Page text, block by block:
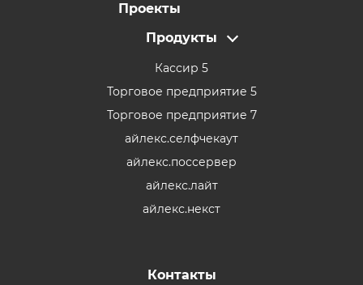
Проекты
Продукты
Кассир 5
Торговое предприятие 5
Торговое предприятие 7
айлекс.селфчекаут
айлекс.поссервер
айлекс.лайт
айлекс.некст
Контакты